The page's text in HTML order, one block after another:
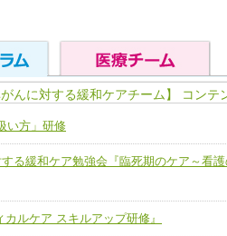
としての基礎能力
する医療人として、必要な基礎能力を身
に医療チームを組織し、強調できる
横断的問題解決チーム】
療連携推進による高度医療を必要とする
ム】
んに対する緩和ケアチーム】 コンテ
い方」研修
る緩和ケア勉強会『臨死期のケア～看
ルケア スキルアップ研修』